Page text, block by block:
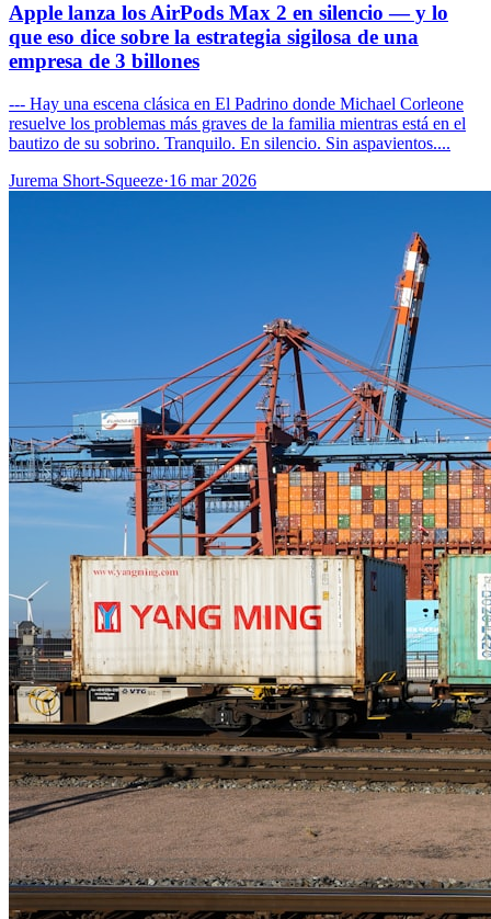
Apple lanza los AirPods Max 2 en silencio — y lo
que eso dice sobre la estrategia sigilosa de una
empresa de 3 billones
--- Hay una escena clásica en El Padrino donde Michael Corleone
resuelve los problemas más graves de la familia mientras está en el
bautizo de su sobrino. Tranquilo. En silencio. Sin aspavientos....
Jurema Short-Squeeze·16 mar 2026